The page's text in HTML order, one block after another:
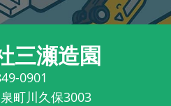
三瀬造園
0901
町川久保3003